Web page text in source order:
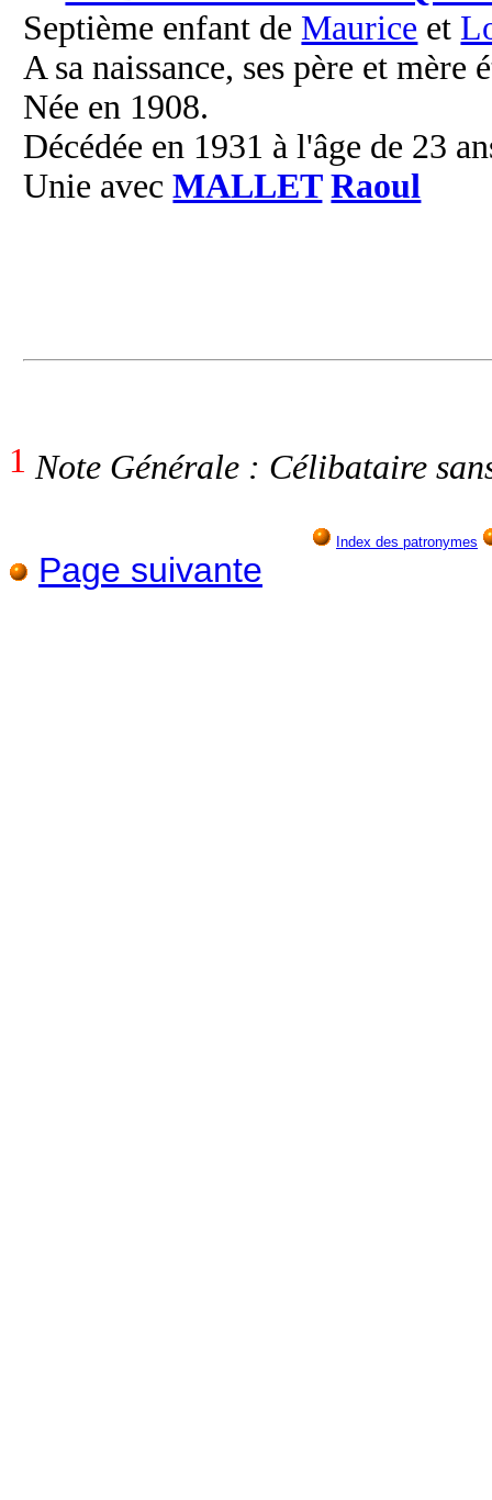
Septième enfant de Maurice et
A sa naissance, ses père et mère
Née en 1908.
Décédée en 1931 à l'âge de 23
Unie avecMALLET Raoul
1 Note Générale : Célibataire
Index des patronymes
Page suivante